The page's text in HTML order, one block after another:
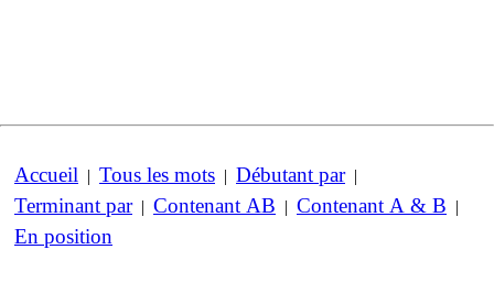
Accueil | Tous les mots | Débutant par|
Terminant par| Contenant AB | Contenant A & B |
En position